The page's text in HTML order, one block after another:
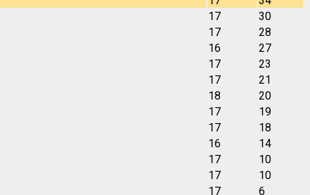
17
30
17
28
16
27
17
23
17
21
18
20
17
19
17
18
16
14
17
10
17
10
17 6